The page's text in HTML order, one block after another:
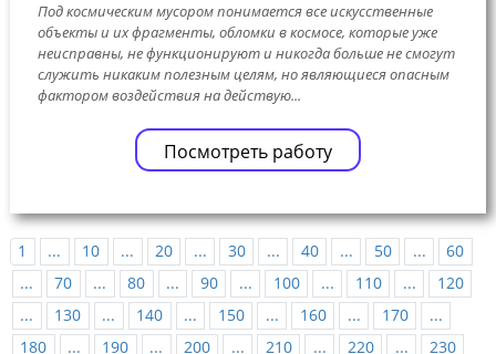
Под космическим мусором понимается все искусственные
объекты и их фрагменты, обломки в космосе, которые уже
неисправны, не функционируют и никогда больше не смогут
служить никаким полезным целям, но являющиеся опасным
фактором воздействия на действую...
Посмотреть работу
1 ... 10 ... 20 ... 30 ... 40 ... 50 ...
60
...
70 ... 80 ... 90 ... 100 ... 110 ...
120
...
130 ... 140 ... 150 ... 160 ... 170
...
180
... 190 ... 200 ... 210 ... 220 ...
230